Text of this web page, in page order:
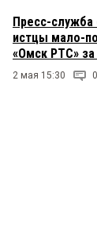
Пресс-
истцы мало-
«Омск РТС»
2 мая 15:30 0